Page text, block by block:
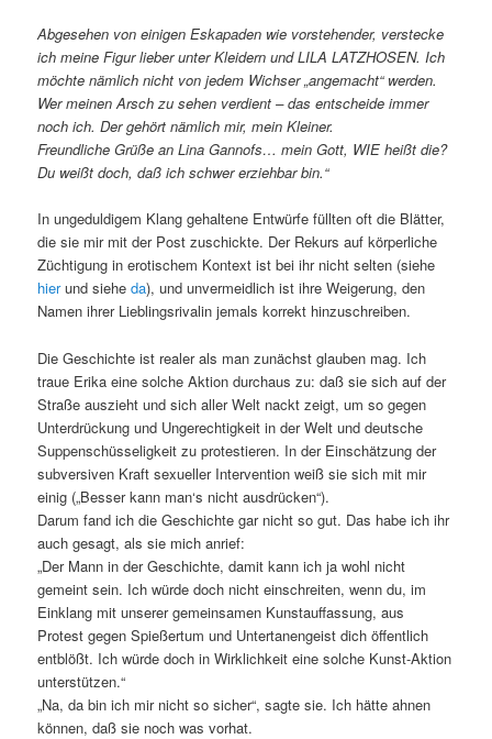
Abgesehen von einigen Eskapaden wie vorstehender, verstecke
ich meine Figur lieber unter Kleidern und LILA LATZHOSEN. Ich
möchte nämlich nicht von jedem Wichser „angemacht“ werden.
Wer meinen Arsch zu sehen verdient – das entscheide immer
noch ich. Der gehört nämlich mir, mein Kleiner.
Freundliche Grüße an Lina Gannofs… mein Gott, WIE heißt die?
Du weißt doch, daß ich schwer erziehbar bin.“
In ungeduldigem Klang gehaltene Entwürfe füllten oft die Blätter,
die sie mir mit der Post zuschickte. Der Rekurs auf körperliche
Züchtigung in erotischem Kontext ist bei ihr nicht selten (siehe
hierund sieheda), und unvermeidlich ist ihre Weigerung, den
Namen ihrer Lieblingsrivalin jemals korrekt hinzuschreiben.
Die Geschichte ist realer als man zunächst glauben mag. Ich
traue Erika eine solche Aktion durchaus zu: daß sie sich auf der
Straße auszieht und sich aller Welt nackt zeigt, um so gegen
Unterdrückung und Ungerechtigkeit in der Welt und deutsche
Suppenschüsseligkeit zu protestieren. In der Einschätzung der
subversiven Kraft sexueller Intervention weiß sie sich mit mir
einig („Besser kann man‘s nicht ausdrücken“).
Darum fand ich die Geschichte gar nicht so gut. Das habe ich ihr
auch gesagt, als sie mich anrief:
„Der Mann in der Geschichte, damit kann ich ja wohl nicht
gemeint sein. Ich würde doch nicht einschreiten, wenn du, im
Einklang mit unserer gemeinsamen Kunstauffassung, aus
Protest gegen Spießertum und Untertanengeist dich öffentlich
entblößt. Ich würde doch in Wirklichkeit eine solche Kunst-Aktion
unterstützen.“
„Na, da bin ich mir nicht so sicher“, sagte sie. Ich hätte ahnen
können, daß sie noch was vorhat.